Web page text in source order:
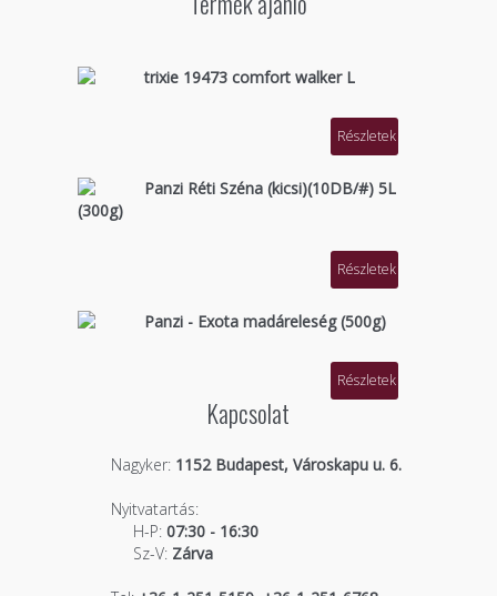
trixie 19473 comfort walker L
Részletek
Panzi Réti Széna (kicsi)(10DB/#) 5L
(300g)
Részletek
Panzi - Exota madáreleség (500g)
Részletek
Kapcsolat
Nagyker:1152 Budapest, Városkapu u. 6.
Nyitvatartás:
H-P:07:30 - 16:30
Sz-V:Zárva